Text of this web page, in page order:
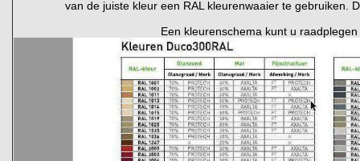
van de juiste kleur een RAL kleurenwaaier te gebruiken.
Een kleurenschema kunt u